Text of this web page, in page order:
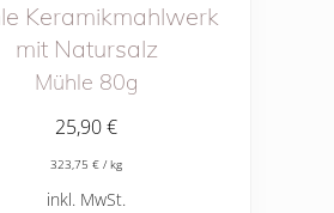
Keramikmahlwerk
mit Natursalz
Mühle 80g
25,90€
323,75 € /kg
inkl. MwSt.